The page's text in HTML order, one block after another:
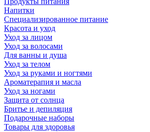
Напитки
Специализированное питание
Красота и уход
Уход за лицом
Уход за волосами
Для ванны и душа
Уход за телом
Уход за руками и ногтями
Ароматерапия и масла
Уход за ногами
Защита от солнца
Бритье и депиляция
Подарочные наборы
Товары для здоровья